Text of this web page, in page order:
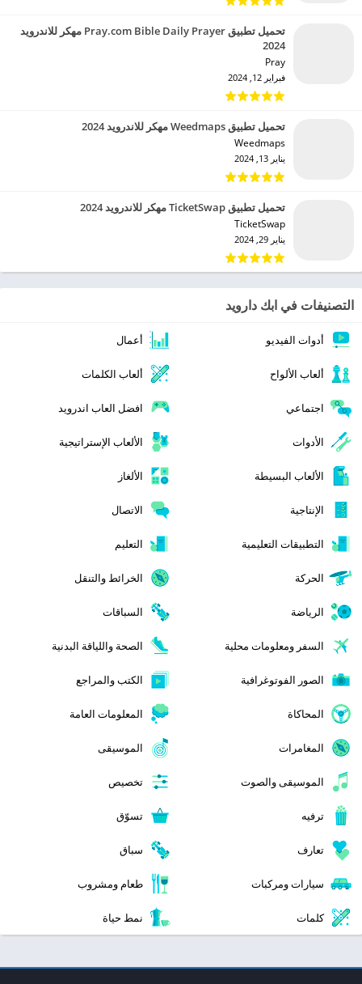
تحميل تطبيق Pray.com Bible Daily Prayer مهكر للاندرويد
2024
Pray‏
فبراير 12, 2024
تحميل تطبيق Weedmaps مهكر للاندرويد 2024
Weedmaps‏
يناير 13, 2024
تحميل تطبيق TicketSwap مهكر للاندرويد 2024
TicketSwap‏
يناير 29, 2024
التصنيفات في ابك دارويد
أدوات الفيديو أعمال
ألعاب الألواح ألعاب الكلمات
اجتماعي افضل العاب اندرويد
الأدوات الألعاب الإستراتيجية
الألعاب البسيطة الألغاز
الإنتاجية الاتصال
التطبيقات التعليمية التعليم
الحركة الخرائط والتنقل
الرياضة السباقات
السفر ومعلومات محلية الصحة واللياقة البدنية
الصور الفوتوغرافية الكتب والمراجع
المحاكاة المعلومات العامة
المغامرات الموسيقى
الموسيقى والصوت تخصيص
ترفيه تسوّق
تعارف سباق
سيارات ومركبات طعام ومشروب
كلمات نمط حياة